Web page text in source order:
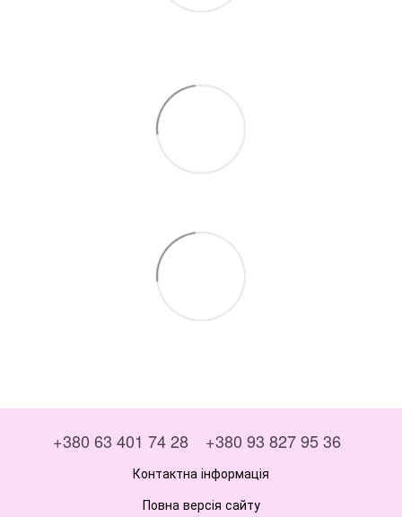
+380 63 401 74 28 +380 93 827 95 36
Контактна інформація
Повна версія сайту